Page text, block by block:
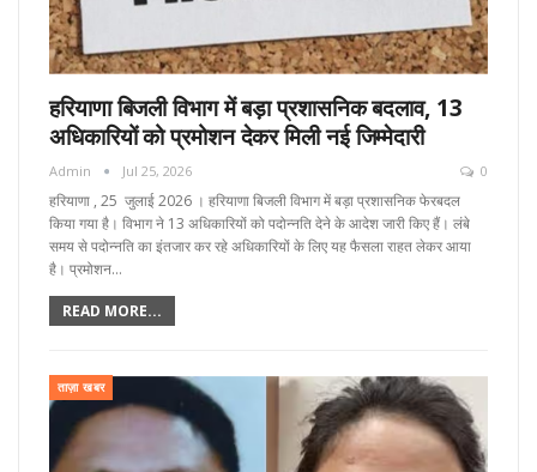
हरियाणा बिजली विभाग में बड़ा प्रशासनिक बदलाव, 13
अधिकारियों को प्रमोशन देकर मिली नई जिम्मेदारी
Admin Jul 25, 2026 0
हरियाणा , 25 जुलाई 2026 । हरियाणा बिजली विभाग में बड़ा प्रशासनिक फेरबदल
किया गया है। विभाग ने 13 अधिकारियों को पदोन्नति देने के आदेश जारी किए हैं। लंबे
समय से पदोन्नति का इंतजार कर रहे अधिकारियों के लिए यह फैसला राहत लेकर आया
है। प्रमोशन…
READ MORE...
ताज़ा खबर